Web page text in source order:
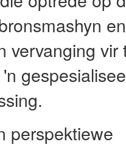
vervanging
perspektiewe